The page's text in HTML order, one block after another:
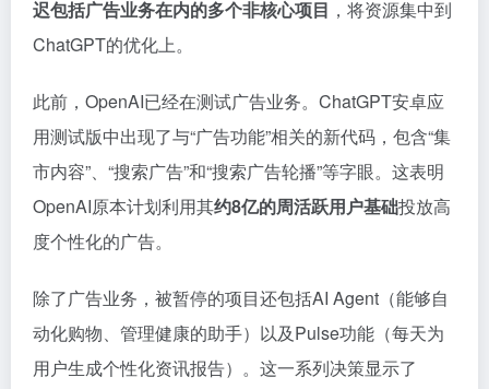
迟包括广告业务在内的多个非核心项目 ，将资源集中到
ChatGPT的优化上。
此前，OpenAI已经在测试广告业务。ChatGPT安卓应
用测试版中出现了与“广告功能”相关的新代码，包含“集
市内容”、“搜索广告”和“搜索广告轮播”等字眼。这表明
OpenAI原本计划利用其约8亿的周活跃用户基础投放高
度个性化的广告。
除了广告业务，被暂停的项目还包括AI Agent（能够自
动化购物、管理健康的助手）以及Pulse功能（每天为
用户生成个性化资讯报告）。这一系列决策显示了